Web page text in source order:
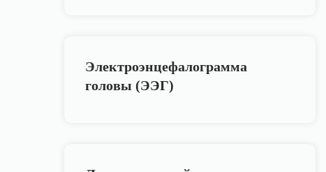
Электроэнцефалограмма
головы (ЭЭГ)